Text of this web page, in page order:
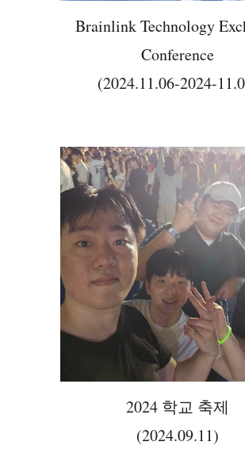
Brainlink Technology
Conference
(2024.11.06-2024-
2024 학교 축제
(2024.09.11)